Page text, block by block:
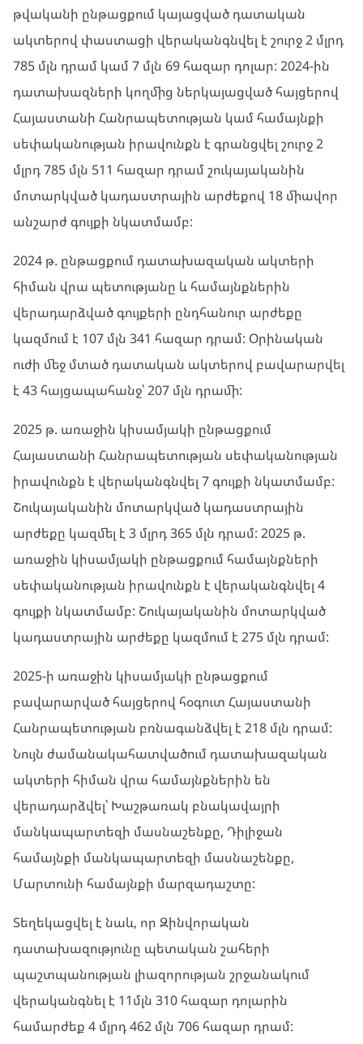
թվականի ընթացքում կայացված դատական
ակտերով փաստացի վերականգնվել է շուրջ 2 մլրդ
785 մլն դրամ կամ 7 մլն 69 հազար դոլար: 2024-ին
դատախազների կողմից ներկայացված հայցերով
Հայաստանի Հանրապետության կամ համայնքի
սեփականության իրավունքն է գրանցվել շուրջ 2
մլրդ 785 մլն 511 հազար դրամ շուկայականին
մոտարկված կադաստրային արժեքով 18 միավոր
անշարժ գույքի նկատմամբ:
2024 թ. ընթացքում դատախազական ակտերի
հիման վրա պետությանը և համայնքներին
վերադարձված գույքերի ընդհանուր արժեքը
կազմում է 107 մլն 341 հազար դրամ: Օրինական
ուժի մեջ մտած դատական ակտերով բավարարվել
է 43 հայցապահանջ՝ 207 մլն դրամի:
2025 թ. առաջին կիսամյակի ընթացքում
Հայաստանի Հանրապետության սեփականության
իրավունքն է վերականգնվել 7 գույքի նկատմամբ:
Շուկայականին մոտարկված կադաստրային
արժեքը կազմել է 3 մլրդ 365 մլն դրամ: 2025 թ.
առաջին կիսամյակի ընթացքում համայնքների
սեփականության իրավունքն է վերականգնվել 4
գույքի նկատմամբ: Շուկայականին մոտարկված
կադաստրային արժեքը կազմում է 275 մլն դրամ:
2025-ի առաջին կիսամյակի ընթացքում
բավարարված հայցերով հօգուտ Հայաստանի
Հանրապետության բռնագանձվել է 218 մլն դրամ:
Նույն ժամանակահատվածում դատախազական
ակտերի հիման վրա համայնքներին են
վերադարձվել՝ Խաշթառակ բնակավայրի
մանկապարտեզի մասնաշենքը, Դիլիջան
համայնքի մանկապարտեզի մասնաշենքը,
Մարտունի համայնքի մարզադաշտը:
Տեղեկացվել է նաև, որ Զինվորական
դատախազությունը պետական շահերի
պաշտպանության լիազորության շրջանակում
վերականգնել է 11մլն 310 հազար դոլարին
համարժեք 4 մլրդ 462 մլն 706 հազար դրամ: